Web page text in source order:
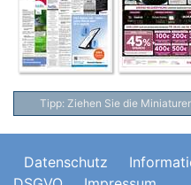
Tipp: Ziehen Sie die
Datenschutz